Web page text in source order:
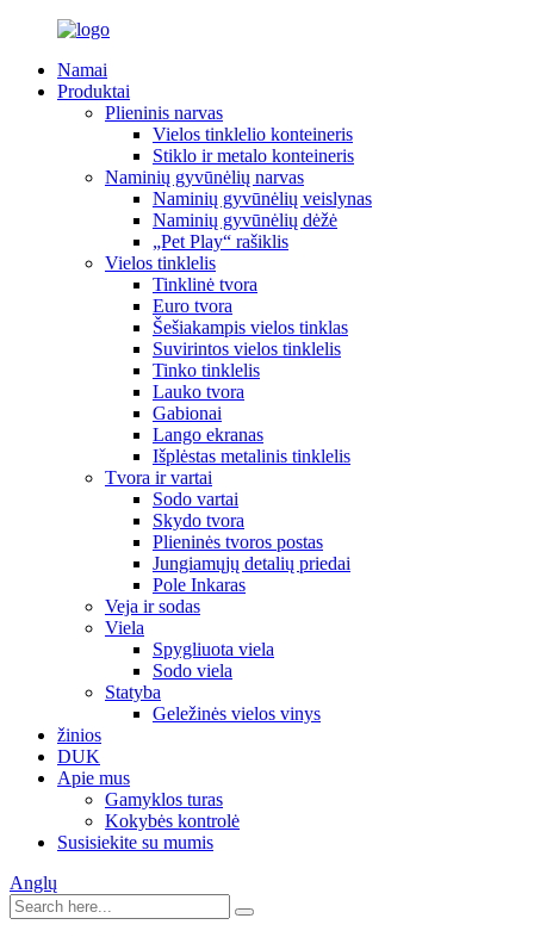
Namai
Produktai
Plieninis narvas
Vielos tinklelio konteineris
Stiklo ir metalo konteineris
Naminių gyvūnėlių narvas
Naminių gyvūnėlių veislynas
Naminių gyvūnėlių dėžė
„Pet Play“ rašiklis
Vielos tinklelis
Tinklinė tvora
Euro tvora
Šešiakampis vielos tinklas
Suvirintos vielos tinklelis
Tinko tinklelis
Lauko tvora
Gabionai
Lango ekranas
Išplėstas metalinis tinklelis
Tvora ir vartai
Sodo vartai
Skydo tvora
Plieninės tvoros postas
Jungiamųjų detalių priedai
Pole Inkaras
Veja ir sodas
Viela
Spygliuota viela
Sodo viela
Statyba
Geležinės vielos vinys
žinios
DUK
Apie mus
Gamyklos turas
Kokybės kontrolė
Susisiekite su mumis
Anglų